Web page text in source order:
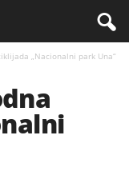
„Nacionalni park Una“